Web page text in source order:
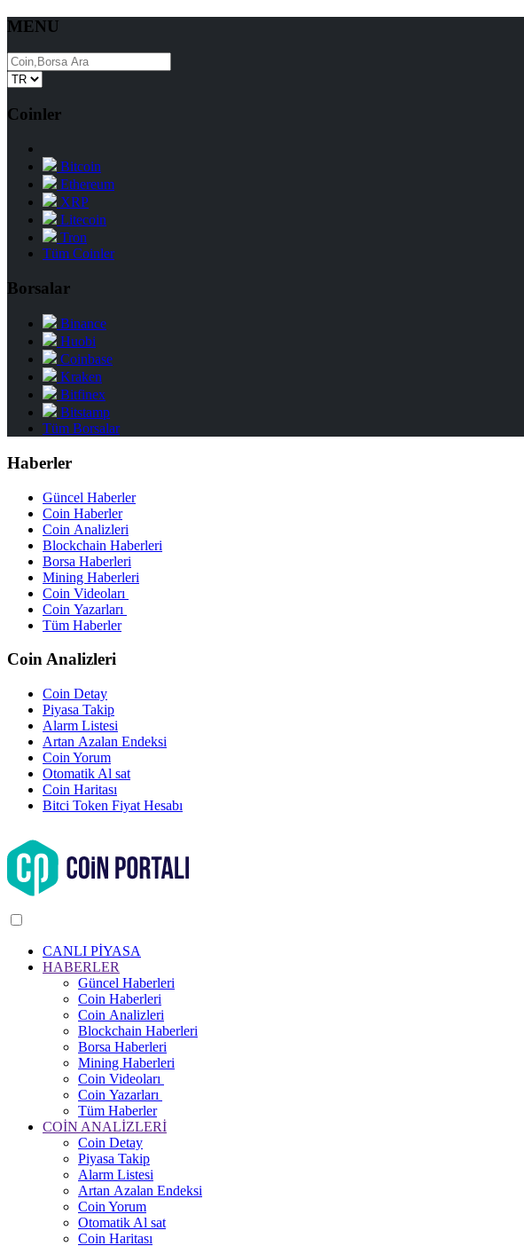
MENU
Coinler
Bitcoin
Ethereum
XRP
Litecoin
Tron
Tüm Coinler
Borsalar
Binance
Huobi
Coinbase
Kraken
Bitfinex
Bitstamp
Tüm Borsalar
Haberler
Güncel Haberler
Coin Haberler
Coin Analizleri
Blockchain Haberleri
Borsa Haberleri
Mining Haberleri
Coin Videoları
Coin Yazarları
Tüm Haberler
Coin Analizleri
Coin Detay
Piyasa Takip
Alarm Listesi
Artan Azalan Endeksi
Coin Yorum
Otomatik Al sat
Coin Haritası
Bitci Token Fiyat Hesabı
CANLI PİYASA
HABERLER
Güncel Haberleri
Coin Haberleri
Coin Analizleri
Blockchain Haberleri
Borsa Haberleri
Mining Haberleri
Coin Videoları
Coin Yazarları
Tüm Haberler
COİN ANALİZLERİ
Coin Detay
Piyasa Takip
Alarm Listesi
Artan Azalan Endeksi
Coin Yorum
Otomatik Al sat
Coin Haritası